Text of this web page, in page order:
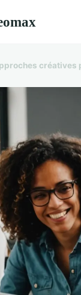
créatives